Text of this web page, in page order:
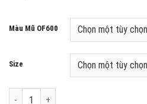
Màu Mũ OF600
Size
Mũ Bảo Hiểm 3/4 Hai Kính LS2 OF600